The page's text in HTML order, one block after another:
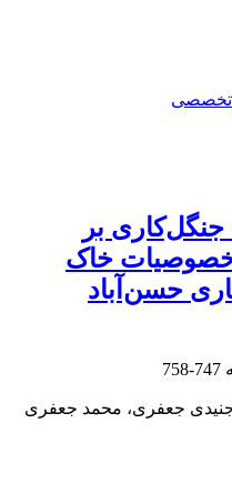
تخصصی
جنگل‌کاری بر
خصوصیات خاک
حسن‌آباد
747-758
جنیدی جعفری، محمد جعفری